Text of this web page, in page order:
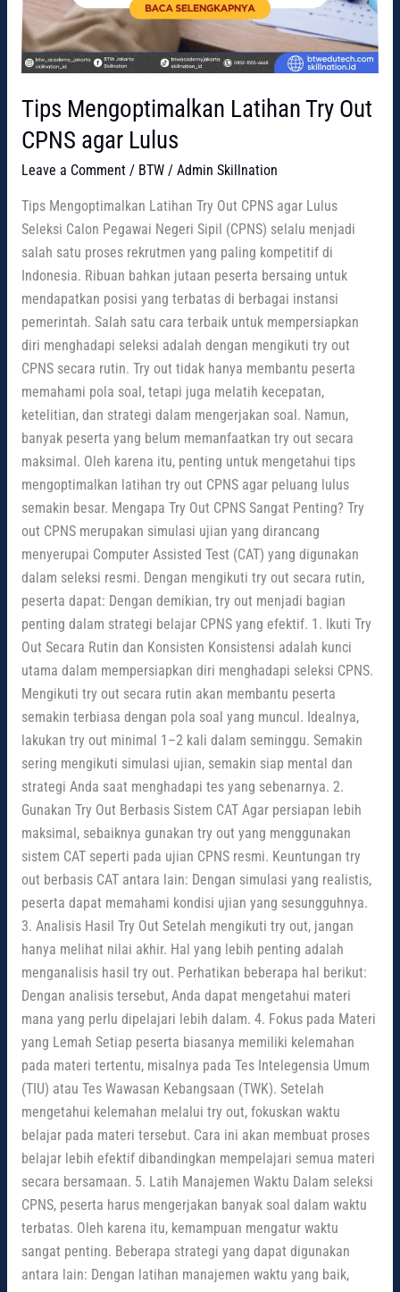
Tips Mengoptimalkan Latihan Try Out
CPNS agar Lulus
Leave a Comment / BTW/ Admin Skillnation
Tips Mengoptimalkan Latihan Try Out CPNS agar Lulus
Seleksi Calon Pegawai Negeri Sipil (CPNS) selalu menjadi
salah satu proses rekrutmen yang paling kompetitif di
Indonesia. Ribuan bahkan jutaan peserta bersaing untuk
mendapatkan posisi yang terbatas di berbagai instansi
pemerintah. Salah satu cara terbaik untuk mempersiapkan
diri menghadapi seleksi adalah dengan mengikuti try out
CPNS secara rutin. Try out tidak hanya membantu peserta
memahami pola soal, tetapi juga melatih kecepatan,
ketelitian, dan strategi dalam mengerjakan soal. Namun,
banyak peserta yang belum memanfaatkan try out secara
maksimal. Oleh karena itu, penting untuk mengetahui tips
mengoptimalkan latihan try out CPNS agar peluang lulus
semakin besar. Mengapa Try Out CPNS Sangat Penting? Try
out CPNS merupakan simulasi ujian yang dirancang
menyerupai Computer Assisted Test (CAT) yang digunakan
dalam seleksi resmi. Dengan mengikuti try out secara rutin,
peserta dapat: Dengan demikian, try out menjadi bagian
penting dalam strategi belajar CPNS yang efektif. 1. Ikuti Try
Out Secara Rutin dan Konsisten Konsistensi adalah kunci
utama dalam mempersiapkan diri menghadapi seleksi CPNS.
Mengikuti try out secara rutin akan membantu peserta
semakin terbiasa dengan pola soal yang muncul. Idealnya,
lakukan try out minimal 1–2 kali dalam seminggu. Semakin
sering mengikuti simulasi ujian, semakin siap mental dan
strategi Anda saat menghadapi tes yang sebenarnya. 2.
Gunakan Try Out Berbasis Sistem CAT Agar persiapan lebih
maksimal, sebaiknya gunakan try out yang menggunakan
sistem CAT seperti pada ujian CPNS resmi. Keuntungan try
out berbasis CAT antara lain: Dengan simulasi yang realistis,
peserta dapat memahami kondisi ujian yang sesungguhnya.
3. Analisis Hasil Try Out Setelah mengikuti try out, jangan
hanya melihat nilai akhir. Hal yang lebih penting adalah
menganalisis hasil try out. Perhatikan beberapa hal berikut:
Dengan analisis tersebut, Anda dapat mengetahui materi
mana yang perlu dipelajari lebih dalam. 4. Fokus pada Materi
yang Lemah Setiap peserta biasanya memiliki kelemahan
pada materi tertentu, misalnya pada Tes Intelegensia Umum
(TIU) atau Tes Wawasan Kebangsaan (TWK). Setelah
mengetahui kelemahan melalui try out, fokuskan waktu
belajar pada materi tersebut. Cara ini akan membuat proses
belajar lebih efektif dibandingkan mempelajari semua materi
secara bersamaan. 5. Latih Manajemen Waktu Dalam seleksi
CPNS, peserta harus mengerjakan banyak soal dalam waktu
terbatas. Oleh karena itu, kemampuan mengatur waktu
sangat penting. Beberapa strategi yang dapat digunakan
antara lain: Dengan latihan manajemen waktu yang baik,